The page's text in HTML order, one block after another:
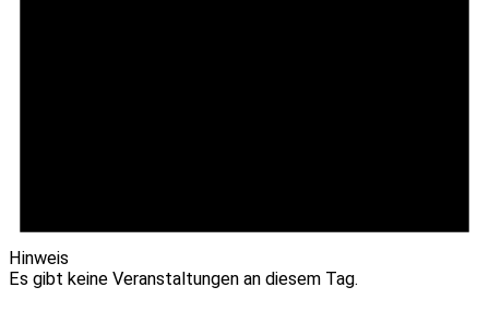
Hinweis
Es gibt keine Veranstaltungen an diesem Tag.